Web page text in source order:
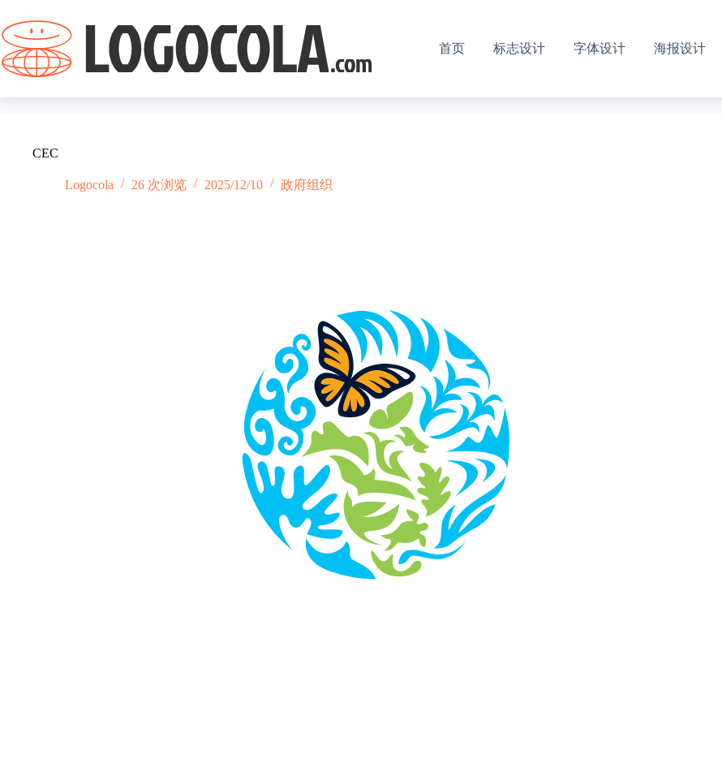
过
内
容
首页 标志设计 字体设计 海报设计
CEC
Logocola 26 次浏览 2025/12/10 政府组织